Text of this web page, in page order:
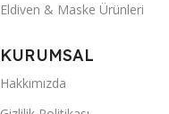
Eldiven & Maske Ürünleri
KURUMSAL
Hakkımızda